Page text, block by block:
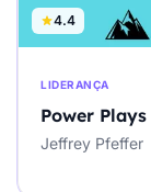
4.4
LIDERANÇA
Power Plays
Jeffrey Pfeffer